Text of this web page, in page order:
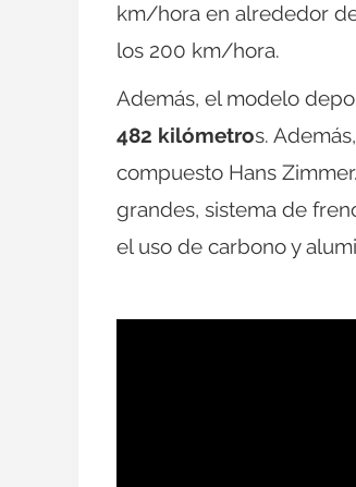
km/hora en alrededor
los 200 km/hora.
Además, el modelo
482 kilómetros.
compuesto Hans
grandes, sistema de
el uso de carbono y